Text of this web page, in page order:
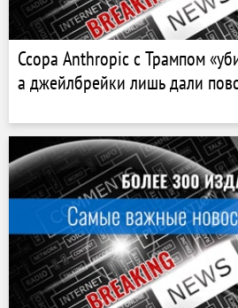
Ссора Anthropic с Трампом
а джейлбрейки лишь дали